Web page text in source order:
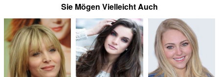
Sie Mögen Vielleicht Auch